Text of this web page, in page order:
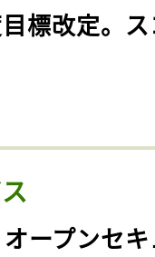
標改定。
ープンセ